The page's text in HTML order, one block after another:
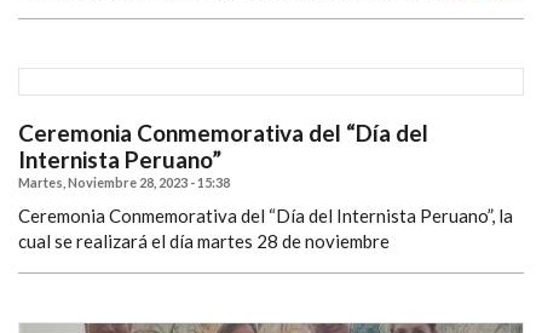
Ceremonia Conmemorativa del “Día del
Internista Peruano”
Martes, Noviembre 28, 2023 - 15:38
Ceremonia Conmemorativa del “Día del Internista Peruano”, la
cual se realizará el día martes 28 de noviembre